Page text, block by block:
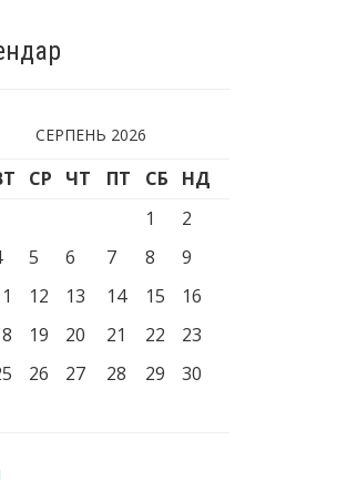
СЕРПЕНЬ 2026
СР ЧТ ПТ СБ
НД
1
2
5 6 7 8
9
12 13 14 15
16
19 20 21 22
23
26 27 28 29
30